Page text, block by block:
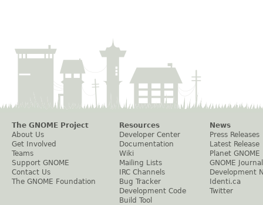
The GNOME Project
About Us
Get Involved
Teams
Support GNOME
Contact Us
The GNOME Foundation
Resources
Developer Center
Documentation
Wiki
Mailing Lists
IRC Channels
Bug Tracker
Development Code
Build Tool
News
Press Releases
Latest Release
Planet GNOME
GNOME Journal
Development
Identi.ca
Twitter